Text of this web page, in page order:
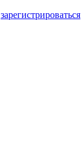
зарегистрироваться